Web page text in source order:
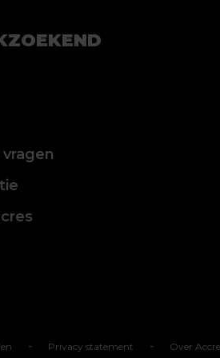
- Privacy statement - Over